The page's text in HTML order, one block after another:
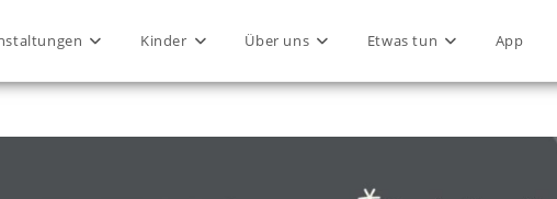
Kinder Über uns Etwas tun App